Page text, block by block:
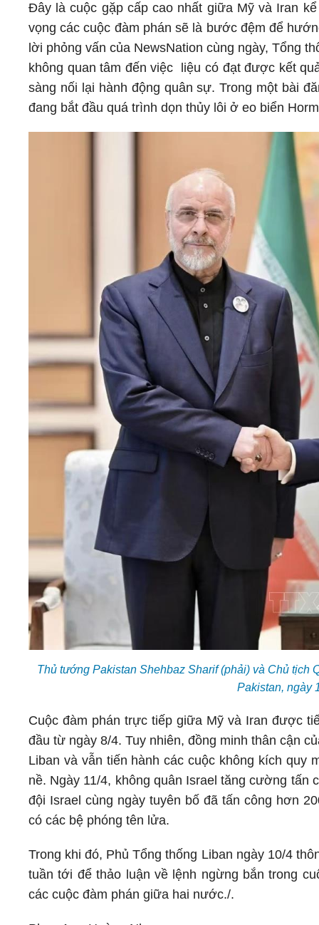
Đây là cuộc gặp cấp cao nhất giữa Mỹ và Iran
vọng các cuộc đàm phán sẽ là bước đệm để
lời phỏng vấn của NewsNation cùng ngày, Tổng
không quan tâm đến việc liệu có đạt được kết
sàng nối lại hành động quân sự. Trong một bài
đang bắt đầu quá trình dọn thủy lôi ở eo biển
Thủ tướng Pakistan Shehbaz Sharif (phải) và Chủ tịch
Pakistan, ngày
Cuộc đàm phán trực tiếp giữa Mỹ và Iran được
đầu từ ngày 8/4. Tuy nhiên, đồng minh thân cận
Liban và vẫn tiến hành các cuộc không kích
nề. Ngày 11/4, không quân Israel tăng cường tấn
đội Israel cùng ngày tuyên bố đã tấn công hơn
có các bệ phóng tên lửa.
Trong khi đó, Phủ Tổng thống Liban ngày 10/4
tuần tới để thảo luận về lệnh ngừng bắn trong
các cuộc đàm phán giữa hai nước./.